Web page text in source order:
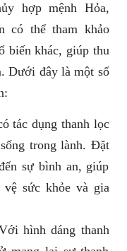
hợp mệnh Hỏa,
có thể tham khảo
biến khác, giúp thu
Dưới đây là một số
tác dụng thanh lọc
trong lành. Đặt
sự bình an, giúp
sức khỏe và gia
hình dáng thanh